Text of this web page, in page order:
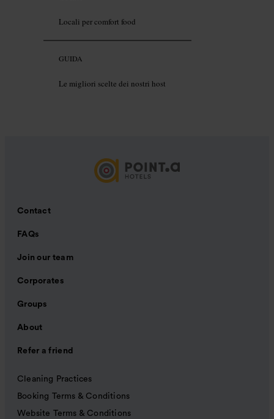
Locali per comfort food
GUIDA
Le migliori scelte dei nostri host
Contact
FAQs
Join our team
Corporates
Groups
About
Refer a friend
Cleaning Practices
Booking Terms & Conditions
Website Terms & Conditions